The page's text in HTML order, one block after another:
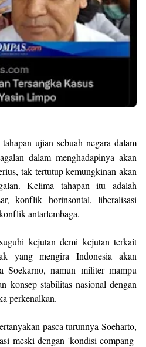
ujian sebuah negara dalam
dalam menghadapinya akan
tak tertutup kemungkinan akan
Kelima tahapan itu adalah
konflik horinsontal, liberalisasi
antarlembaga.
kejutan demi kejutan terkait
yang mengira Indonesia akan
Soekarno, namun militer mampu
konsep stabilitas nasional dengan
perkenalkan.
pasca turunnya Soeharto,
meski dengan 'kondisi compang-